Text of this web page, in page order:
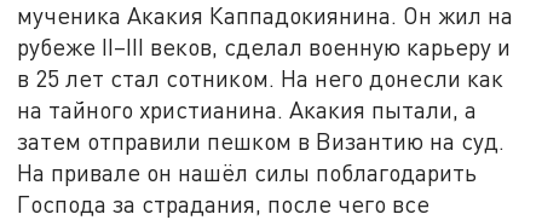
мученика Акакия Каппадокиянина. Он жил на
рубеже II–III веков, сделал военную карьеру и
в 25 лет стал сотником. На него донесли как
на тайного христианина. Акакия пытали, а
затем отправили пешком в Византию на суд.
На привале он нашёл силы поблагодарить
Господа за страдания, после чего все